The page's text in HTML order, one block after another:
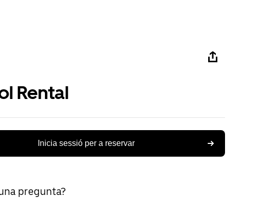
Rental
Inicia sessió per a reservar
pregunta?